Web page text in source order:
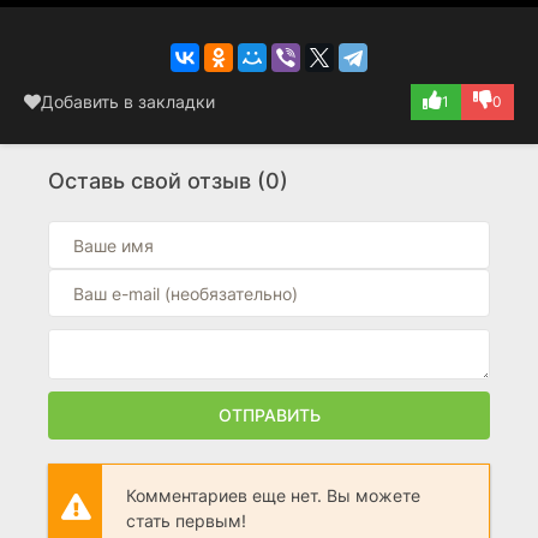
Добавить в закладки 1 0
Оставь свой отзыв (0)
ОТПРАВИТЬ
Комментариев еще нет. Вы можете
стать первым!